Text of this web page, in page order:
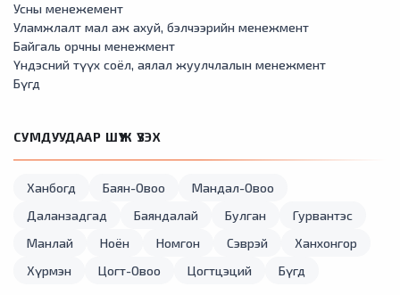
Усны менежемент
Уламжлалт мал аж ахуй, бэлчээрийн менежмент
Байгаль орчны менежмент
Үндэсний түүх соёл, аялал жуулчлалын менежмент
Бүгд
СУМДУУДААР ШҮҮЖ ҮЗЭХ
Ханбогд Баян-Овоо
Мандал-Овоо
Даланзадгад
Баяндалай Булган
Гурвантэс
Манлай
Ноён Номгон Сэврэй
Ханхонгор
Хүрмэн
Цогт-Овоо Цогтцэций Бүгд